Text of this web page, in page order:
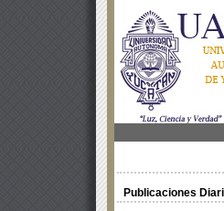
Publicaciones